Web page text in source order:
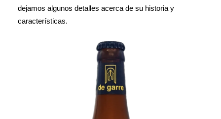
dejamos algunos detalles acerca de su historia y
características.